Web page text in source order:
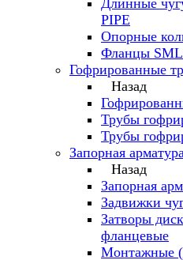
Длинные
PIPE
Опорные
Фланцы
Гофрированные
Назад
Трубы
Трубы
Запорная
Назад
Запорная
Задвижки
Затворы
фланцевые
Монтажные